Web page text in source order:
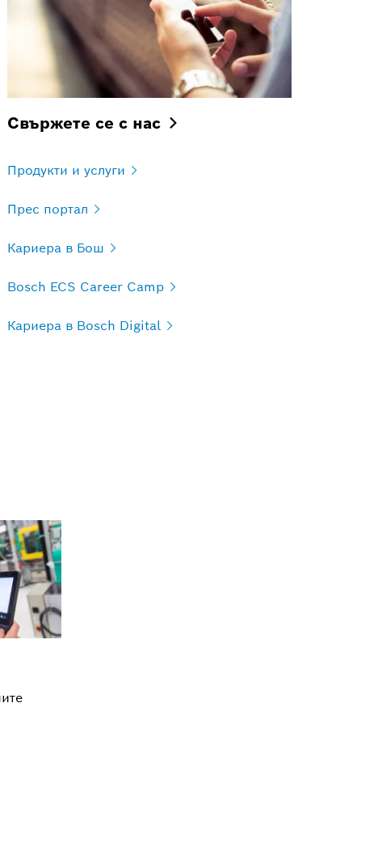
Свържете се с нас
Продукти и услуги
Прес портал
Кариера в Бош
Bosch ECS Career Camp
Кариера в Bosch Digital